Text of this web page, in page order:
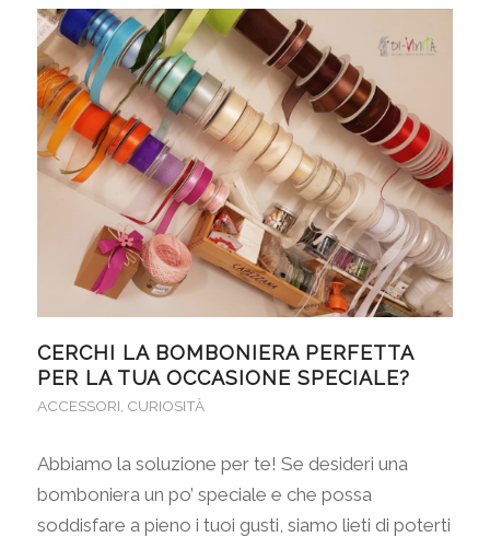
CERCHI LA BOMBONIERA PERFETTA
PER LA TUA OCCASIONE SPECIALE?
ACCESSORI CURIOSITÀ
Abbiamo la soluzione per te! Se desideri una
bomboniera un po’ speciale e che possa
soddisfare a pieno i tuoi gusti, siamo lieti di poterti